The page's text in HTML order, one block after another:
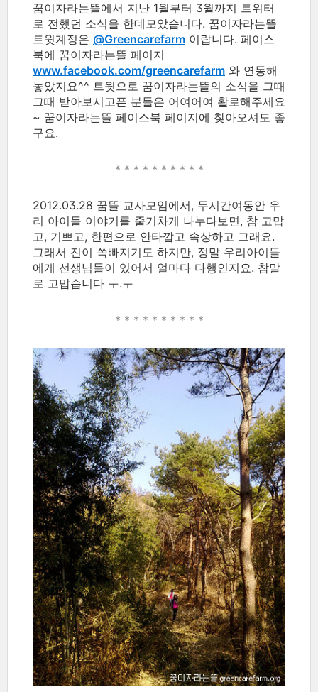
꿈이자라는뜰에서 지난 1월부터 3월까지 트위터
로 전했던 소식을 한데모았습니다. 꿈이자라는뜰
트윗계정은 @Greencarefarm 이랍니다. 페이스
북에 꿈이자라는뜰 페이지
www.facebook.com/greencarefarm 와 연동해
놓았지요^^ 트윗으로 꿈이자라는뜰의 소식을 그때
그때 받아보시고픈 분들은 어여어여 활로해주세요
~ 꿈이자라는뜰 페이스북 페이지에 찾아오셔도 좋
구요.
* * * * * * * * * *
2012.03.28 꿈뜰 교사모임에서, 두시간여동안 우
리 아이들 이야기를 줄기차게 나누다보면, 참 고맙
고, 기쁘고, 한편으로 안타깝고 속상하고 그래요.
그래서 진이 쏙빠지기도 하지만, 정말 우리아이들
에게 선생님들이 있어서 얼마다 다행인지요. 참말
로 고맙습니다 ㅜ.ㅜ
* * * * * * * * * *